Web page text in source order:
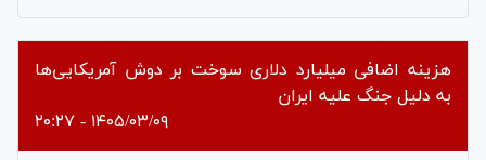
هزینه اضافی میلیارد دلاری سوخت بر دوش آمریکایی‌ها
به دلیل جنگ علیه ایران
۱۴۰۵/۰۳/۰۹ - ۲۰:۲۷